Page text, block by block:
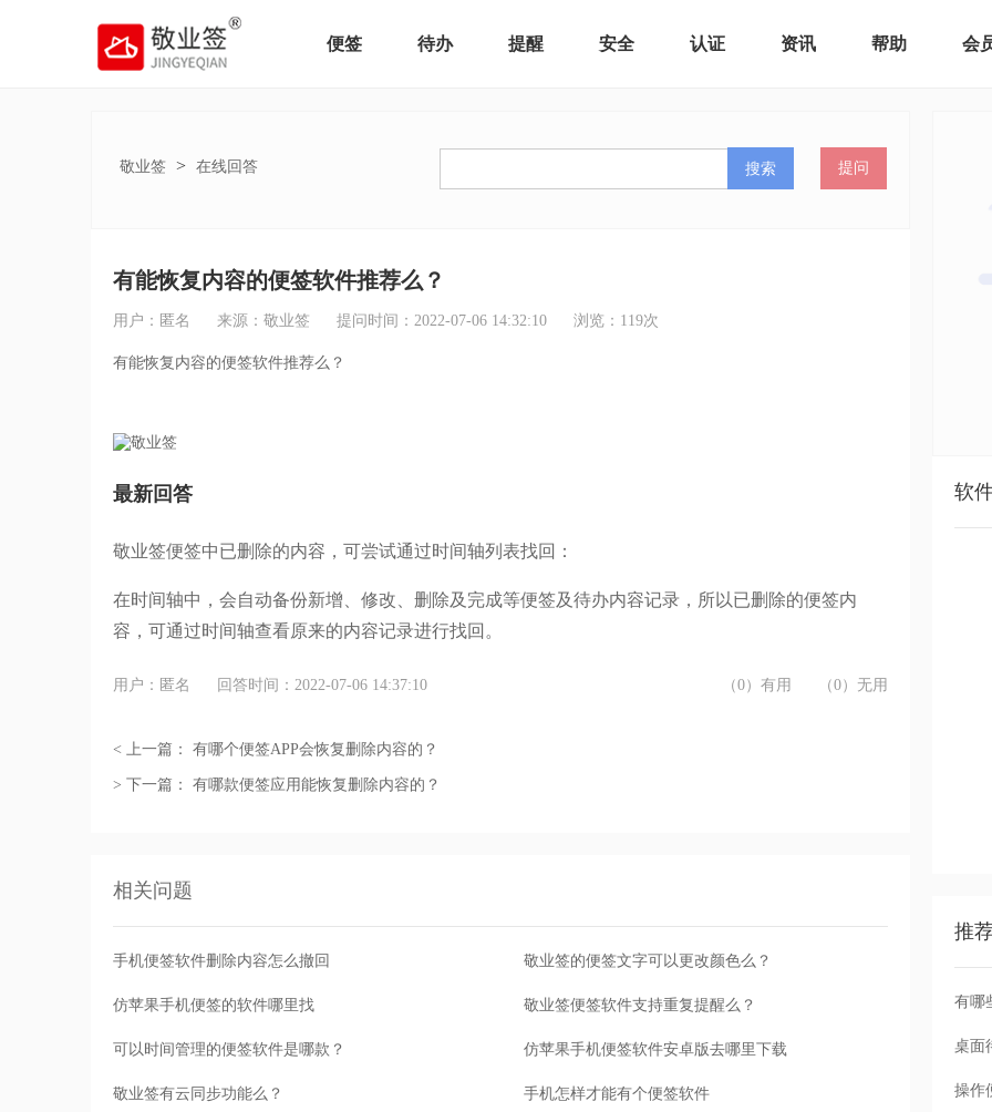
便签 待办 提醒 安全 认证 资讯 帮助 会
敬业签 > 在线回答 搜索 提问
有能恢复内容的便签软件推荐么？
用户：匿名 来源：敬业签 提问时间：2022-07-06 14:32:10 浏览： 119次
有能恢复内容的便签软件推荐么？
最新回答
敬业签便签中已删除的内容，可尝试通过时间轴列表找回：
在时间轴中，会自动备份新增、修改、删除及完成等便签及待办内容记录，所以已删除的便签内
容，可通过时间轴查看原来的内容记录进行找回。
用户：匿名 回答时间：2022-07-06 14:37:10 （0）有用 （0）无用
< 上一篇： 有哪个便签APP会恢复删除内容的？
> 下一篇： 有哪款便签应用能恢复删除内容的？
相关问题
手机便签软件删除内容怎么撤回 敬业签的便签文字可以更改颜色么？
仿苹果手机便签的软件哪里找 敬业签便签软件支持重复提醒么？
可以时间管理的便签软件是哪款？ 仿苹果手机便签软件安卓版去哪里下载
敬业签有云同步功能么？ 手机怎样才能有个便签软件
软
推
有哪
桌面
操作